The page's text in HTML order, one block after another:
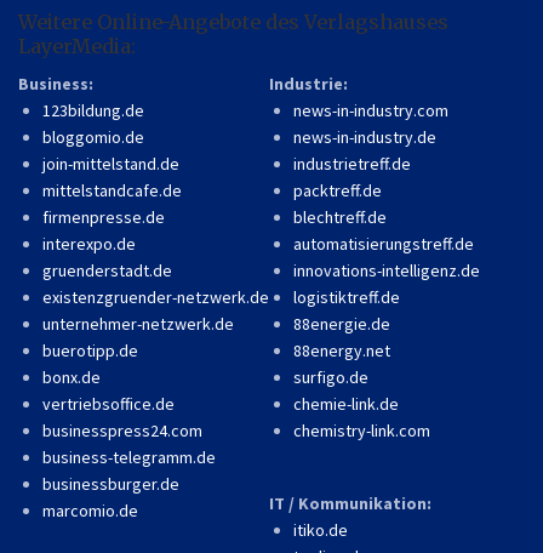
Weitere Online-Angebote des Verlagshauses
LayerMedia:
Business:
123bildung.de
bloggomio.de
join-mittelstand.de
mittelstandcafe.de
firmenpresse.de
interexpo.de
gruenderstadt.de
existenzgruender-netzwerk.de
unternehmer-netzwerk.de
buerotipp.de
bonx.de
vertriebsoffice.de
businesspress24.com
business-telegramm.de
businessburger.de
marcomio.de
Industrie:
news-in-industry.com
news-in-industry.de
industrietreff.de
packtreff.de
blechtreff.de
automatisierungstreff.de
innovations-intelligenz.de
logistiktreff.de
88energie.de
88energy.net
surfigo.de
chemie-link.de
chemistry-link.com
IT / Kommunikation:
itiko.de